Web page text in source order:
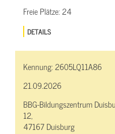
Freie Plätze:24
DETAILS
Kennung:2605LQ11A86
21.09.2026
BBG-Bildungszentrum
12,
47167 Duisburg